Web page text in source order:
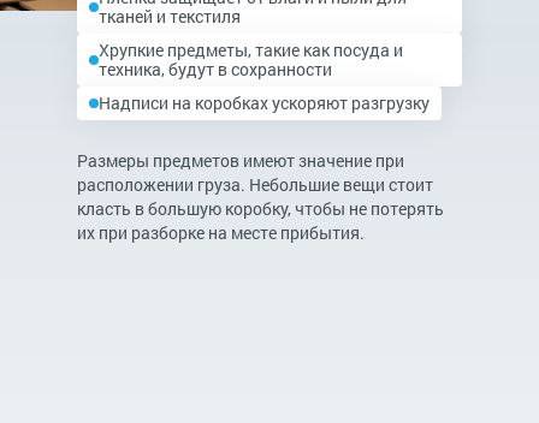
тканей и текстиля
Хрупкие предметы, такие как посуда и
техника, будут в сохранности
Надписи на коробках ускоряют разгрузку
Размеры предметов имеют значение при
расположении груза. Небольшие вещи стоит
класть в большую коробку, чтобы не потерять
их при разборке на месте прибытия.